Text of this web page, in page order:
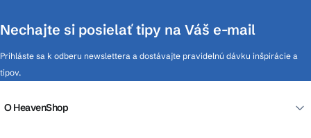
Nechajte si posielať tipy na Váš e-mail
Prihláste sa k odberu newslettera a dostávajte pravidelnú dávku inšpirácie a
tipov.
O HeavenShop